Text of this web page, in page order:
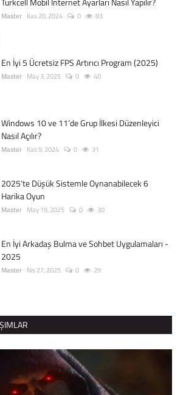
Master Kas 20, 2024 0 83
En İyi 5 Ücretsiz FPS Artırıcı Program (2025)
Master May 3, 2025 0 40
Windows 10 ve 11’de Grup İlkesi Düzenleyici
Nasıl Açılır?
Master Kas 9, 2024 0 31
2025’te Düşük Sistemle Oynanabilecek 6
Harika Oyun
Master May 19, 2025 0 30
En İyi Arkadaş Bulma ve Sohbet Uygulamaları -
2025
Master Nis 27, 2025 0 29